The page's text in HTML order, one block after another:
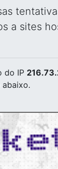
a sites
do IP